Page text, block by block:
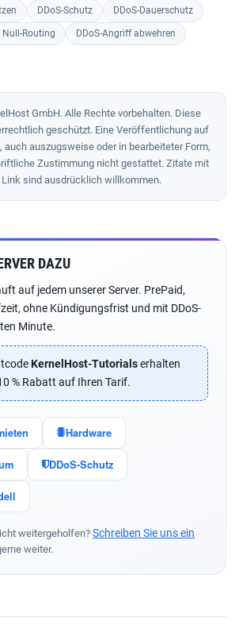
DDoS-Schutz DDoS-Dauerschutz
Null-Routing DDoS-Angriff abwehren
GmbH. Alle Rechte vorbehalten. Diese
geschützt. Eine Veröffentlichung auf
auch auszugsweise oder in bearbeiteter Form,
Zustimmung nicht gestattet. Zitate mit
sind ausdrücklich willkommen.
DAZU
auf jedem unserer Server. PrePaid,
ohne Kündigungsfrist und mit DDoS-
Minute.
KernelHost-Tutorialserhalten
% Rabatt auf Ihren Tarif.
Hardware
DDoS-Schutz
weitergeholfen? Schreiben Sie uns ein
weiter.